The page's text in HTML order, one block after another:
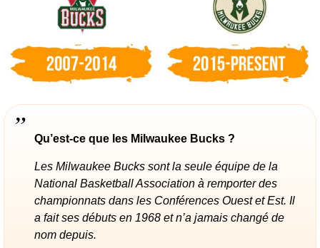
Qu’est-ce que les Milwaukee Bucks ?
Les Milwaukee Bucks sont la seule équipe de la
National Basketball Association à remporter des
championnats dans les Conférences Ouest et Est. Il
a fait ses débuts en 1968 et n’a jamais changé de
nom depuis.